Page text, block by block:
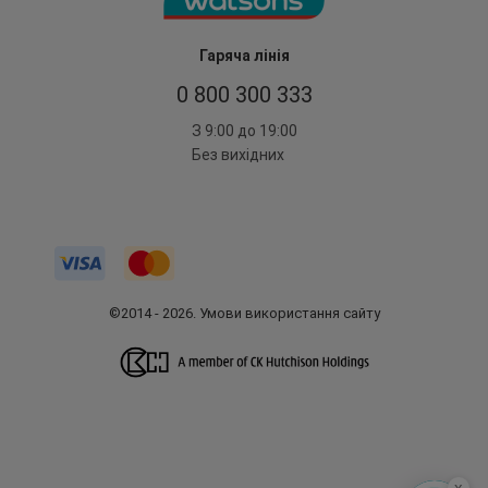
Гаряча лінія
0 800 300 333
З 9:00 до 19:00
Без вихідних
©2014 - 2026. Умови використання сайту